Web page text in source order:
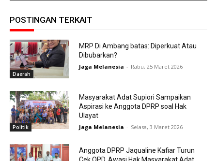
POSTINGAN TERKAIT
Daerah
MRP Di Ambang batas: Diperkuat Atau
Dibubarkan?
Jaga Melanesia - Rabu, 25 Maret 2026
Politik
Masyarakat Adat Supiori Sampaikan
Aspirasi ke Anggota DPRP soal Hak
Ulayat
Jaga Melanesia - Selasa, 3 Maret 2026
Anggota DPRP Jaqualine Kafiar Turun